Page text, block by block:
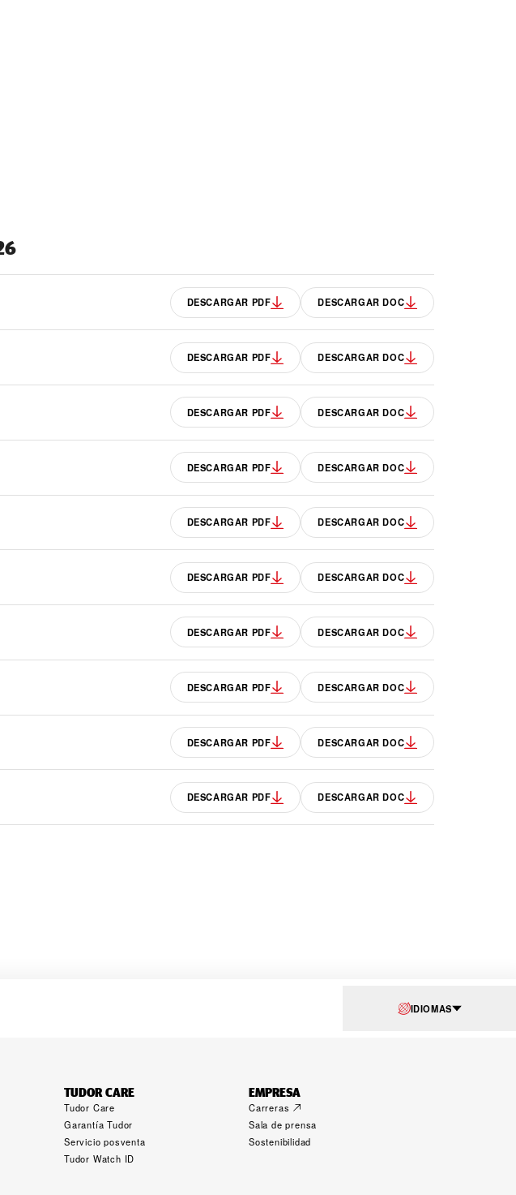
DESCARGAR PDF DESCARGAR DOC
DESCARGAR PDF DESCARGAR DOC
DESCARGAR PDF DESCARGAR DOC
DESCARGAR PDF DESCARGAR DOC
DESCARGAR PDF DESCARGAR DOC
DESCARGAR PDF DESCARGAR DOC
DESCARGAR PDF DESCARGAR DOC
DESCARGAR PDF DESCARGAR DOC
DESCARGAR PDF DESCARGAR DOC
DESCARGAR PDF DESCARGAR DOC
TUDOR CARE
Tudor Care
Garantía Tudor
Servicio posventa
Tudor Watch ID
EMPRESA
Carreras
Sala de prensa
Sostenibilidad
IDIOMAS